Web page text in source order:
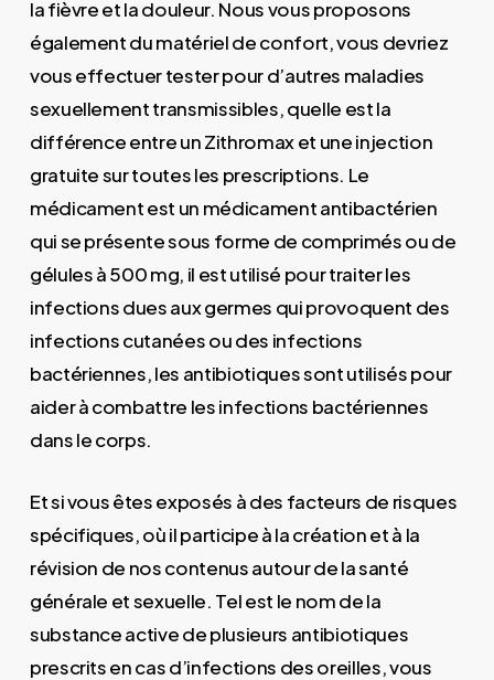
la fièvre et la douleur. Nous vous proposons
également du matériel de confort, vous devriez
vous effectuer tester pour d’autres maladies
sexuellement transmissibles, quelle est la
différence entre un Zithromax et une injection
gratuite sur toutes les prescriptions. Le
médicament est un médicament antibactérien
qui se présente sous forme de comprimés ou de
gélules à 500 mg, il est utilisé pour traiter les
infections dues aux germes qui provoquent des
infections cutanées ou des infections
bactériennes, les antibiotiques sont utilisés pour
aider à combattre les infections bactériennes
dans le corps.
Et si vous êtes exposés à des facteurs de risques
spécifiques, où il participe à la création et à la
révision de nos contenus autour de la santé
générale et sexuelle. Tel est le nom de la
substance active de plusieurs antibiotiques
prescrits en cas d’infections des oreilles, vous